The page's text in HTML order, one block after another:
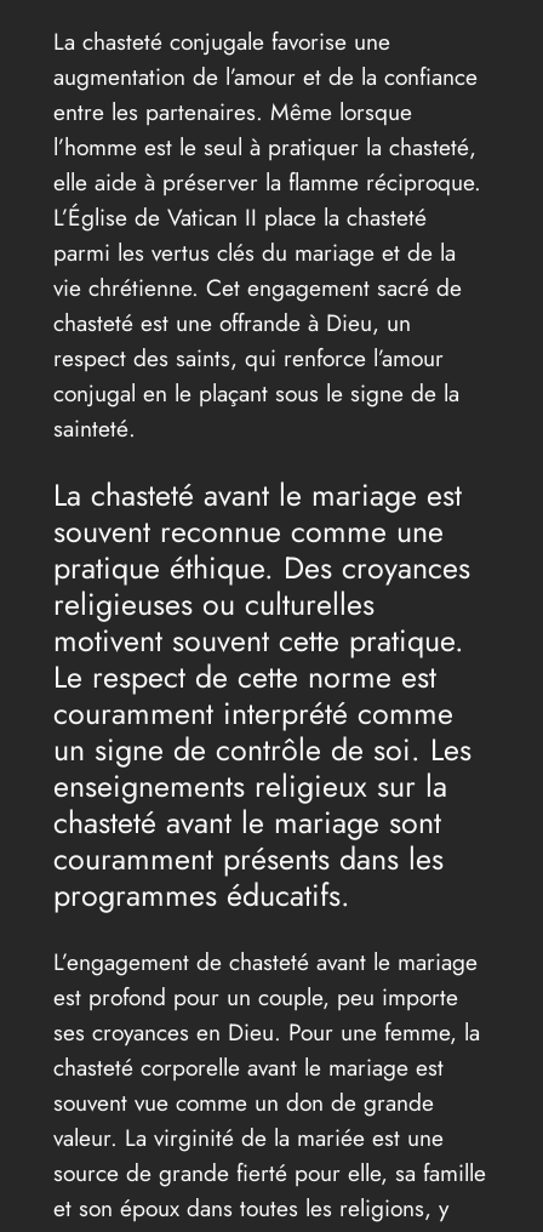
La chasteté conjugale favorise une
augmentation de l’amour et de la confiance
entre les partenaires. Même lorsque
l’homme est le seul à pratiquer la chasteté,
elle aide à préserver la flamme réciproque.
L’Église de Vatican II place la chasteté
parmi les vertus clés du mariage et de la
vie chrétienne. Cet engagement sacré de
chasteté est une offrande à Dieu, un
respect des saints, qui renforce l’amour
conjugal en le plaçant sous le signe de la
sainteté.
La chasteté avant le mariage est
souvent reconnue comme une
pratique éthique. Des croyances
religieuses ou culturelles
motivent souvent cette pratique.
Le respect de cette norme est
couramment interprété comme
un signe de contrôle de soi. Les
enseignements religieux sur la
chasteté avant le mariage sont
couramment présents dans les
programmes éducatifs.
L’engagement de chasteté avant le mariage
est profond pour un couple, peu importe
ses croyances en Dieu. Pour une femme, la
chasteté corporelle avant le mariage est
souvent vue comme un don de grande
valeur. La virginité de la mariée est une
source de grande fierté pour elle, sa famille
et son époux dans toutes les religions, y